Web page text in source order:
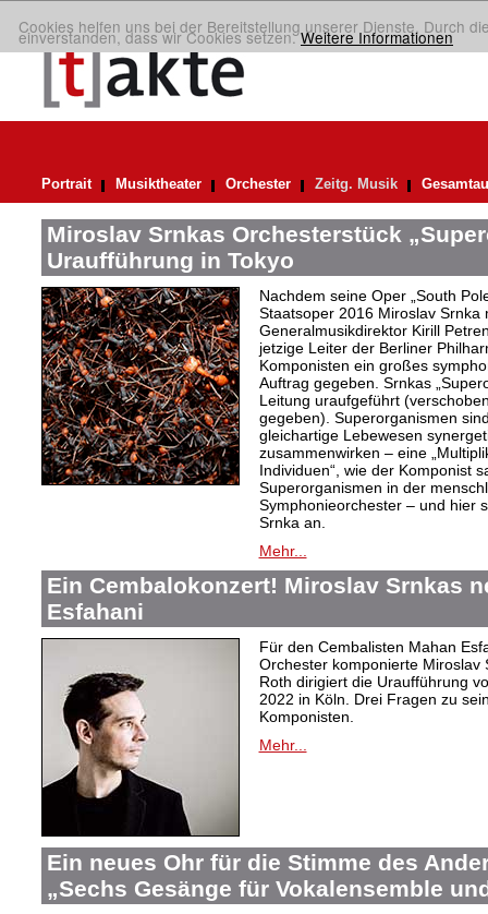
Cookies helfen uns bei der Bereitstellung unserer Dienste. Durch
einverstanden, dass wir Cookies setzen.Weitere Informationen
Portrait Musiktheater Orchester Zeitg. Musik
Miroslav Srnkas Orchesterstück
Uraufführung in Tokyo
Nachdem seine Oper „South
Staatsoper 2016 Miroslav Srnka
Generalmusikdirektor Kirill
jetzige Leiter der Berliner
Komponisten ein großes
Auftrag gegeben. Srnkas
Leitung uraufgeführt
gegeben). Superorganismen
gleichartige Lebewesen
zusammenwirken – eine
Individuen“, wie der Komponist
Superorganismen in der
Symphonieorchester – und hier
Srnka an.
Mehr...
Ein Cembalokonzert! Miroslav Srnkas
Esfahani
Für den Cembalisten Mahan
Orchester komponierte Miroslav
Roth dirigiert die Uraufführung
2022 in Köln. Drei Fragen zu
Komponisten.
Mehr...
Ein neues Ohr für die Stimme des
„Sechs Gesänge für Vokalensemble